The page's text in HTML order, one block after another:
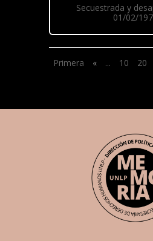
Secuestrada y
01/02/
Primera « ... 10 20